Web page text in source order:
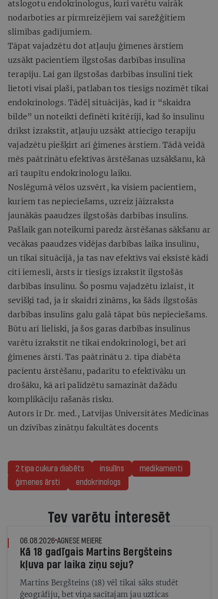
atslogotu endokrinologus, kuri varētu vairāk
nodarboties ar pirmreizējiem vai sarežģītiem
slimības gadījumiem.
Tāpat vajadzētu dot atļauju ģimenes ārstiem
uzsākt pacientiem ilgstošas darbības insulīna
terapiju. Lai gan ilgstošas darbības insulīni tiek
lietoti visai plaši, patlaban tos tiesīgs nozīmēt tikai
endokrinologs. Tādēļ situācijās, kad ir “skaidra
bilde” un noteikti definēti kritēriji, kad šo insulīnu
drīkst izrakstīt, atļauju uzsākt attiecīgo terapiju
vajadzētu piešķirt arī ģimenes ārstiem. Tādā veidā
mēs paātrinātu efektīvas ārstēšanas uzsākšanu, kā
arī taupītu endokrinologu laiku.
Noslēgumā vēlos uzsvērt, ka visiem pacientiem,
kuriem tas nepieciešams, uzreiz jāizraksta
jaunākās paaudzes ilgstošās darbības insulīns.
Pašlaik gan noteikumi paredz ārstēšanas sākšanu ar
vecākas paaudzes vidējas darbības laika insulīnu,
un tikai situācijā, ja tas nav efektīvs vai eksistē kādi
citi iemesli, ārsts ir tiesīgs izrakstīt ilgstošās
darbības insulīnu. Šo posmu vajadzētu izlaist, it
sevišķi tad, ja ir skaidri zināms, ka šāds ilgstošās
darbības insulīns galu galā tāpat būs nepieciešams.
Būtu arī lieliski, ja šos garas darbības insulīnus
varētu izrakstīt ne tikai endokrinologi, bet arī
ģimenes ārsti. Tas paātrinātu 2. tipa diabēta
pacientu ārstēšanu, padarītu to efektīvāku un
drošāku, kā arī palīdzētu samazināt dažādu
komplikāciju rašanās risku.
Autors ir Dr. med., Latvijas Universitātes Medicīnas
un dzīvības zinātņu fakultātes docents
2.tipa cukura diabēts insulīns
medikamenti
ģimenes ārsti
endokrinologs
Tev varētu interesēt
06.08.2026 AGNESE MEIERE
Kā 18 gadīgais Martins Bergšteins
kļuva par laika ziņu seju?
Martins Bergšteins (18) vēl tikai sāks studēt
ģeogrāfiju, bet viņa sacītajam jau uzticas